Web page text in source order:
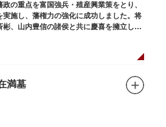
の重点を富国強兵・殖産興業策をとり、
施し、藩権力の強化に成功しました。将
、山内豊信の諸侯と共に慶喜を擁立し
改革を志す一橋派の有力メンバーとなっ
満墓